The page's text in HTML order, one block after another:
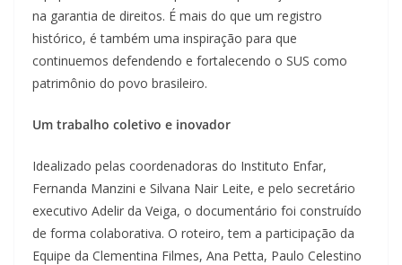
na garantia de direitos. É mais do que um registro
histórico, é também uma inspiração para que
continuemos defendendo e fortalecendo o SUS como
patrimônio do povo brasileiro.
Um trabalho coletivo e inovador
Idealizado pelas coordenadoras do Instituto Enfar,
Fernanda Manzini e Silvana Nair Leite, e pelo secretário
executivo Adelir da Veiga, o documentário foi construído
de forma colaborativa. O roteiro, tem a participação da
Equipe da Clementina Filmes, Ana Petta, Paulo Celestino